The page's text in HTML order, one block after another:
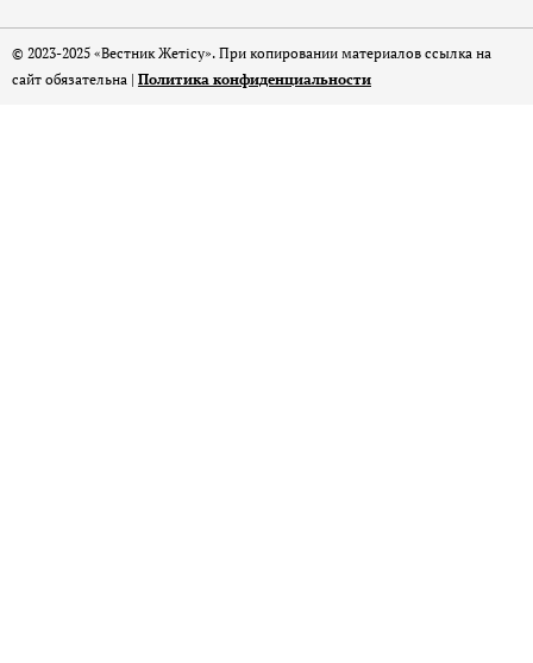
© 2023-2025 «Вестник Жетісу». При копировании материалов ссылка на
сайт обязательна | Политика конфиденциальности